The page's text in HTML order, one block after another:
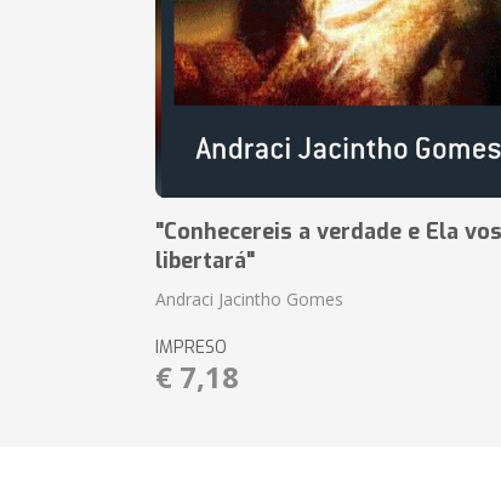
"Conhecereis a verdade e Ela vos
libertará"
Andraci Jacintho Gomes
IMPRESO
€ 7,18